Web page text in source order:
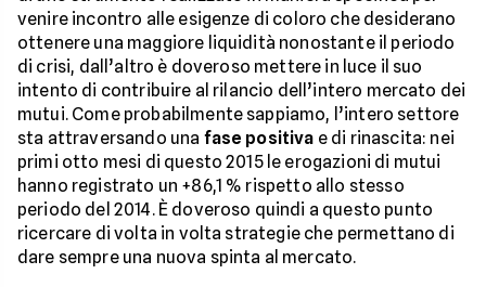
venire incontro alle esigenze di coloro che desiderano
ottenere una maggiore liquidità nonostante il periodo
di crisi, dall’altro è doveroso mettere in luce il suo
intento di contribuire al rilancio dell’intero mercato dei
mutui. Come probabilmente sappiamo, l’intero settore
sta attraversando una fase positiva e di rinascita: nei
primi otto mesi di questo 2015 le erogazioni di mutui
hanno registrato un +86,1 % rispetto allo stesso
periodo del 2014. È doveroso quindi a questo punto
ricercare di volta in volta strategie che permettano di
dare sempre una nuova spinta al mercato.